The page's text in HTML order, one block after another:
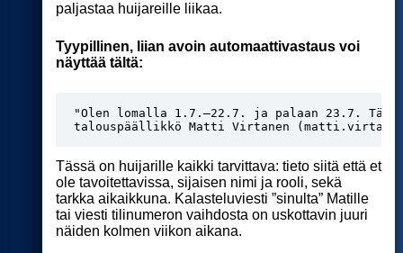
paljastaa huijareille liikaa.
Tyypillinen, liian avoin automaattivastaus voi
näyttää tältä:
"Olen lomalla 1.7.–22.7. ja palaan 23.7. Tänä
talouspäällikkö Matti Virtanen
Tässä on huijarille kaikki tarvittava: tieto siitä että et
ole tavoitettavissa, sijaisen nimi ja rooli, sekä
tarkka aikaikkuna. Kalasteluviesti ”sinulta” Matille
tai viesti tilinumeron vaihdosta on uskottavin juuri
näiden kolmen viikon aikana.